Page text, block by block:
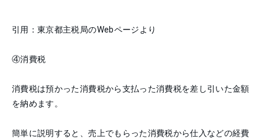
引用：東京都主税局のWebページより
④消費税
消費税は預かった消費税から支払った消費税を差し引いた金額
を納めます。
簡単に説明すると、売上でもらった消費税から仕入などの経費